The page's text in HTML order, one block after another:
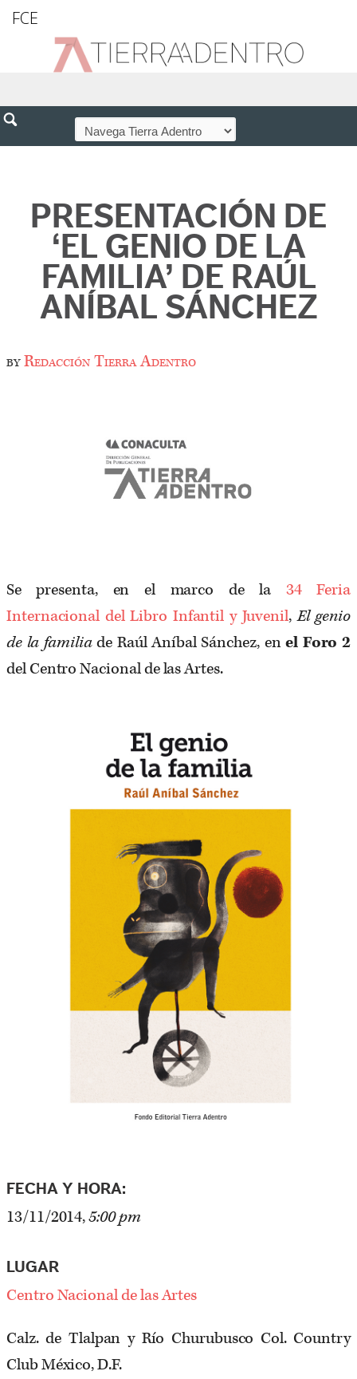
FCE
PRESENTACIÓN DE
‘EL GENIO DE LA
FAMILIA’ DE RAÚL
ANÍBAL SÁNCHEZ
byRedacción Tierra Adentro
Se presenta, en el marco de la 34 Feria
Internacional del Libro Infantil y Juvenil,El genio
de la familiade Raúl Aníbal Sánchez, enel Foro 2
del Centro Nacional de las Artes.
FECHA Y HORA:
13/11/2014,5:00 pm
LUGAR
Centro Nacional de las Artes
Calz. de Tlalpan y Río Churubusco Col. Country
Club México, D.F.